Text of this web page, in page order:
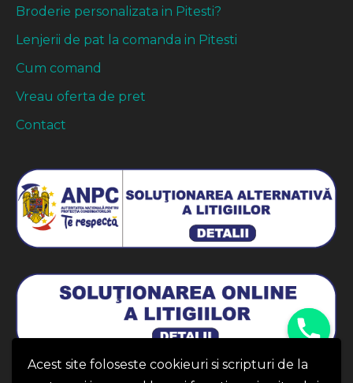
Acest site foloseste cookieuri si scripturi de la
Broderie personalizata in Pitesti?
Lenjerii de pat la comanda in Pitesti
Cum comand
Vreau oferta de pret
Contact